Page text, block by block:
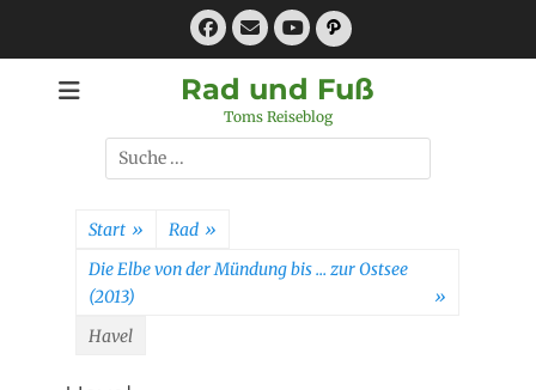
Facebook
E-
MailYouTube
Pfad
Rad und Fuß
Toms Reiseblog
Suchen
nach:
Start » Rad »
Die Elbe von der Mündung bis … zur Ostsee
(2013)
»
Havel